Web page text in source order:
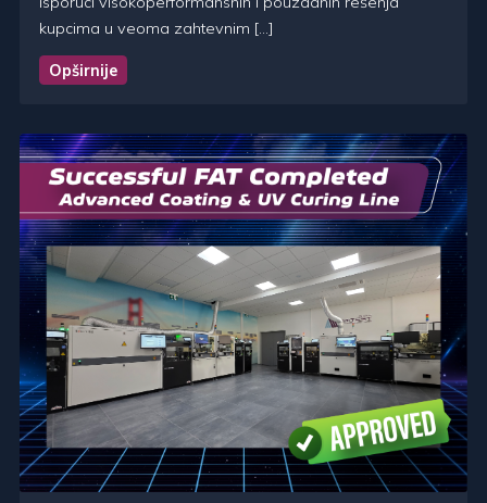
kupcima u veoma zahtevnim […]
Opširnije